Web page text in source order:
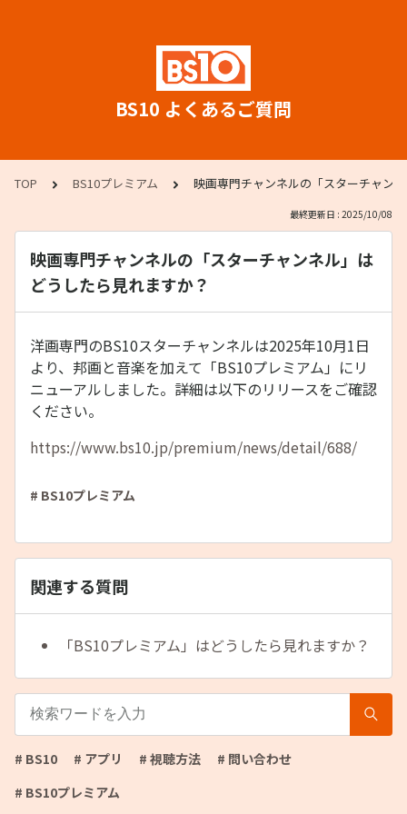
BS10 よくあるご質問
TOP BS10プレミアム 映画専門チャンネルの「スターチャン
最終更新日 : 2025/10/08
映画専門チャンネルの「スターチャンネル」は
どうしたら見れますか？
洋画専門のBS10スターチャンネルは2025年10月1日
より、邦画と音楽を加えて「BS10プレミアム」にリ
ニューアルしました。詳細は以下のリリースをご確認
ください。
https://www.bs10.jp/premium/news/detail/688/
# BS10プレミアム
関連する質問
「BS10プレミアム」はどうしたら見れますか？
# BS10 # アプリ # 視聴方法
# 問い合わせ
# BS10プレミアム